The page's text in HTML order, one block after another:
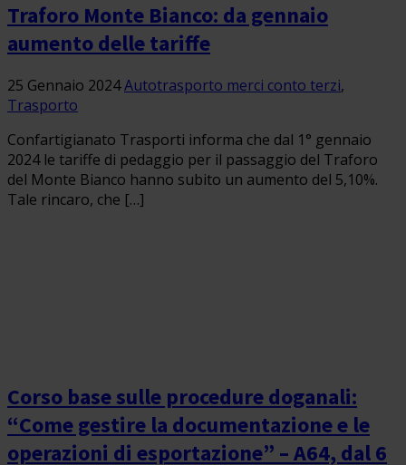
Traforo Monte Bianco: da gennaio
aumento delle tariffe
25 Gennaio 2024Autotrasporto merci conto terzi,
Trasporto
Confartigianato Trasporti informa che dal 1° gennaio
2024 le tariffe di pedaggio per il passaggio del Traforo
del Monte Bianco hanno subito un aumento del 5,10%.
Tale rincaro, che […]
Corso base sulle procedure doganali:
“Come gestire la documentazione e le
operazioni di esportazione” – A64, dal 6